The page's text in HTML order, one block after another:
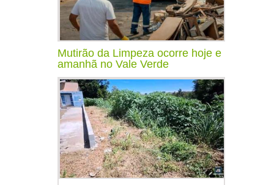
Mutirão da Limpeza ocorre hoje e
amanhã no Vale Verde